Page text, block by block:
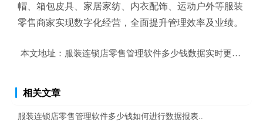
帽、箱包皮具、家居家纺、内衣配饰、运动户外等服装
零售商家实现数字化经营，全面提升管理效率及业绩。
本文地址： 服装连锁店零售管理软件多少钱数据实时更新共享?
相关文章
服装连锁店零售管理软件多少钱如何进行数据报表..